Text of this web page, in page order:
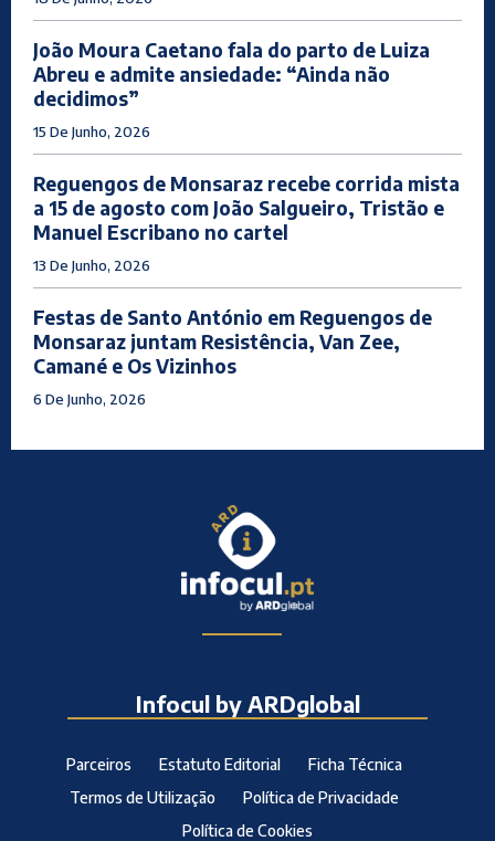
João Moura Caetano fala do parto de Luiza
Abreu e admite ansiedade: “Ainda não
decidimos”
15 De Junho, 2026
Reguengos de Monsaraz recebe corrida mista
a 15 de agosto com João Salgueiro, Tristão e
Manuel Escribano no cartel
13 De Junho, 2026
Festas de Santo António em Reguengos de
Monsaraz juntam Resistência, Van Zee,
Camané e Os Vizinhos
6 De Junho, 2026
Infocul by ARDglobal
Parceiros Estatuto Editorial
Ficha Técnica
Termos de Utilização
Política de Privacidade
Política de Cookies